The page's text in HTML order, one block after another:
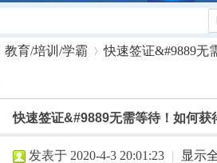
教育/培训/学霸
›
快速签证&#9889️无
快速签证&#9889️无需等待！如何获
发表于 2020-4-3 20:01:23 | 显示